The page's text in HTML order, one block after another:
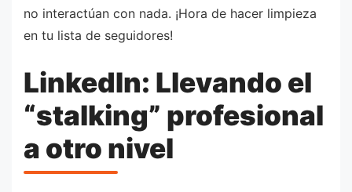
no interactúan con nada. ¡Hora de hacer limpieza
en tu lista de seguidores!
LinkedIn: Llevando el
“stalking” profesional
a otro nivel